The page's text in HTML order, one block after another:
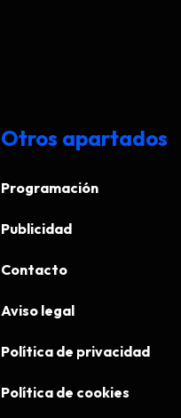
Otros apartados
Programación
Publicidad
Contacto
Aviso legal
Política de privacidad
Política de cookies